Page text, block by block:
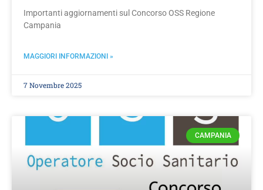
Importanti aggiornamenti sul Concorso OSS Regione
Campania
MAGGIORI INFORMAZIONI »
7 Novembre 2025
CAMPANIA